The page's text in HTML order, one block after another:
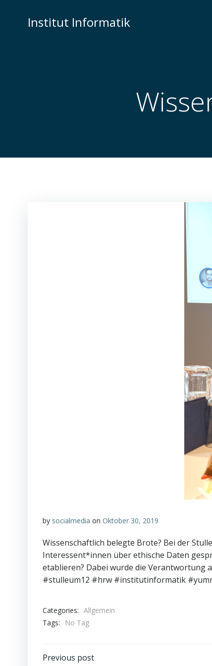
springenInstitut Informatik
by socialmedia on Oktober 30, 2019
Wissenschaftlich belegte Brote? Bei der
Interessent*innen über ethische Daten
etablieren? Dabei wurde die Verantwortung
#stulleum12 #hrw #institutinformatik
Categories: Allgemein
Tags:
No Tag
Previous post